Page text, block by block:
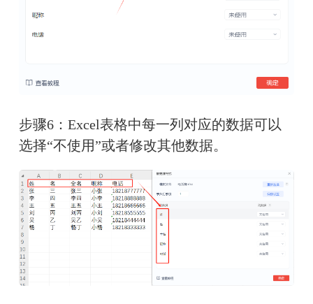
步骤6：Excel表格中每一列对应的数据可以
选择“不使用”或者修改其他数据。